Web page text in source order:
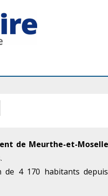
de Meurthe-et-Moselle
4 170 habitants